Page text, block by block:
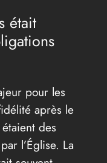
était
pour les
après le
des
l’Église. La